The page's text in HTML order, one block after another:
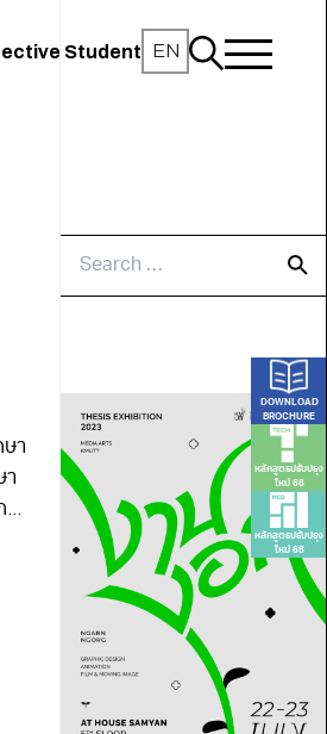
Student EN
DOWNLOAD
BROCHURE
หลักสูตรปรับปรุง
ใหม่ 68
หลักสูตรปรับปรุง
ใหม่ 68
า
า